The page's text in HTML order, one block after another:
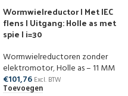
Wormwielreductor | Met IEC
flens | Uitgang: Holle as met
spie | i=30
Wormwielreductoren zonder
elektromotor,Holle as – 11 MM
€101,76 Excl. BTW
Toevoegen